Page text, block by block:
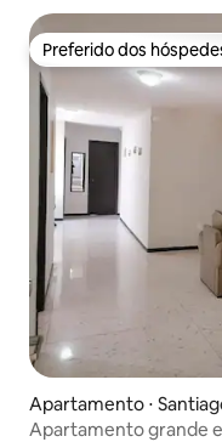
Preferido dos
Preferido dos
Apartamento ⋅
Apartamento grande